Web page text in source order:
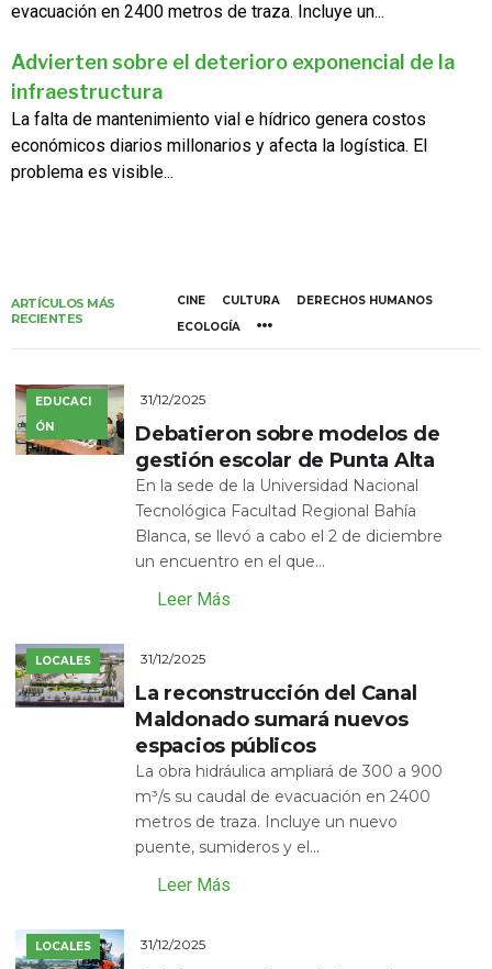
evacuación en 2400 metros de traza. Incluye un...
Advierten sobre el deterioro exponencial de la
infraestructura
La falta de mantenimiento vial e hídrico genera costos
económicos diarios millonarios y afecta la logística. El
problema es visible...
ARTÍCULOS MÁS
RECIENTES
CINE CULTURA
DERECHOS HUMANOS
ECOLOGÍA
EDUCACI
ÓN
31/12/2025
Debatieron sobre modelos de
gestión escolar de Punta Alta
En la sede de la Universidad Nacional
Tecnológica Facultad Regional Bahía
Blanca, se llevó a cabo el 2 de diciembre
un encuentro en el que...
Leer Más
LOCALES 31/12/2025
La reconstrucción del Canal
Maldonado sumará nuevos
espacios públicos
La obra hidráulica ampliará de 300 a 900
m³/s su caudal de evacuación en 2400
metros de traza. Incluye un nuevo
puente, sumideros y el...
Leer Más
LOCALES 31/12/2025